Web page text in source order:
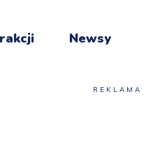
Newsy
REKLAMA